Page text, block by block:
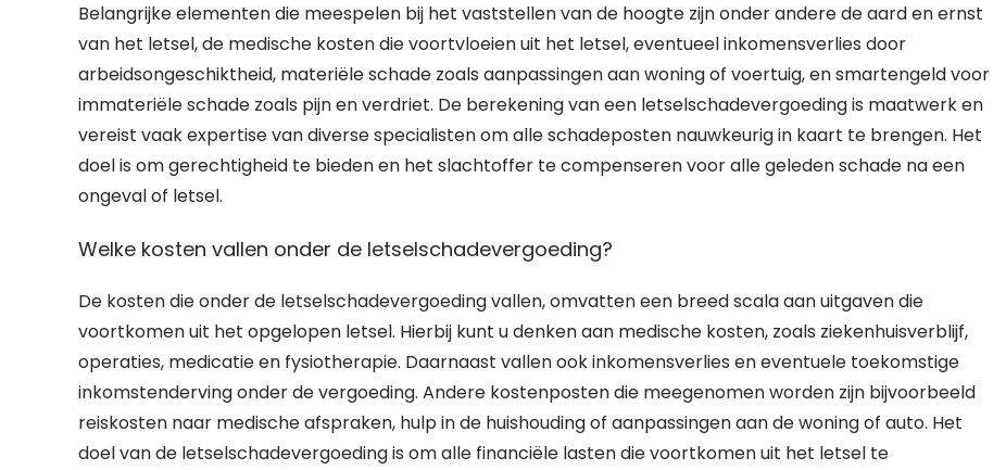
Belangrijke elementen die meespelen bij het vaststellen van de hoogte zijn onder andere de aard en ernst
van het letsel, de medische kosten die voortvloeien uit het letsel, eventueel inkomensverlies door
arbeidsongeschiktheid, materiële schade zoals aanpassingen aan woning of voertuig, en smartengeld voor
immateriële schade zoals pijn en verdriet. De berekening van een letselschadevergoeding is maatwerk en
vereist vaak expertise van diverse specialisten om alle schadeposten nauwkeurig in kaart te brengen. Het
doel is om gerechtigheid te bieden en het slachtoffer te compenseren voor alle geleden schade na een
ongeval of letsel.
Welke kosten vallen onder de letselschadevergoeding?
De kosten die onder de letselschadevergoeding vallen, omvatten een breed scala aan uitgaven die
voortkomen uit het opgelopen letsel. Hierbij kunt u denken aan medische kosten, zoals ziekenhuisverblijf,
operaties, medicatie en fysiotherapie. Daarnaast vallen ook inkomensverlies en eventuele toekomstige
inkomstenderving onder de vergoeding. Andere kostenposten die meegenomen worden zijn bijvoorbeeld
reiskosten naar medische afspraken, hulp in de huishouding of aanpassingen aan de woning of auto. Het
doel van de letselschadevergoeding is om alle financiële lasten die voortkomen uit het letsel te